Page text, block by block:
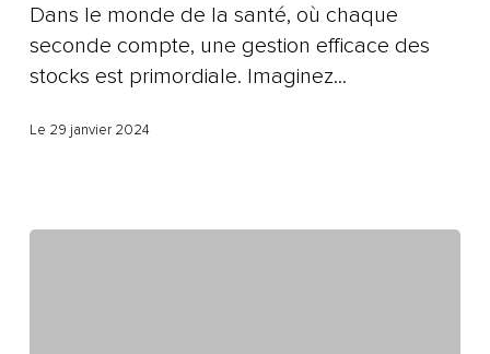
Dans le monde de la santé, où chaque
seconde compte, une gestion efficace des
stocks est primordiale. Imaginez...
Le 29 janvier 2024